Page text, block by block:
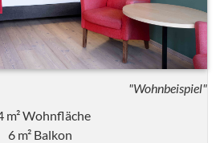
"Wohnbeispiel"
m² Wohnfläche
6 m² Balkon